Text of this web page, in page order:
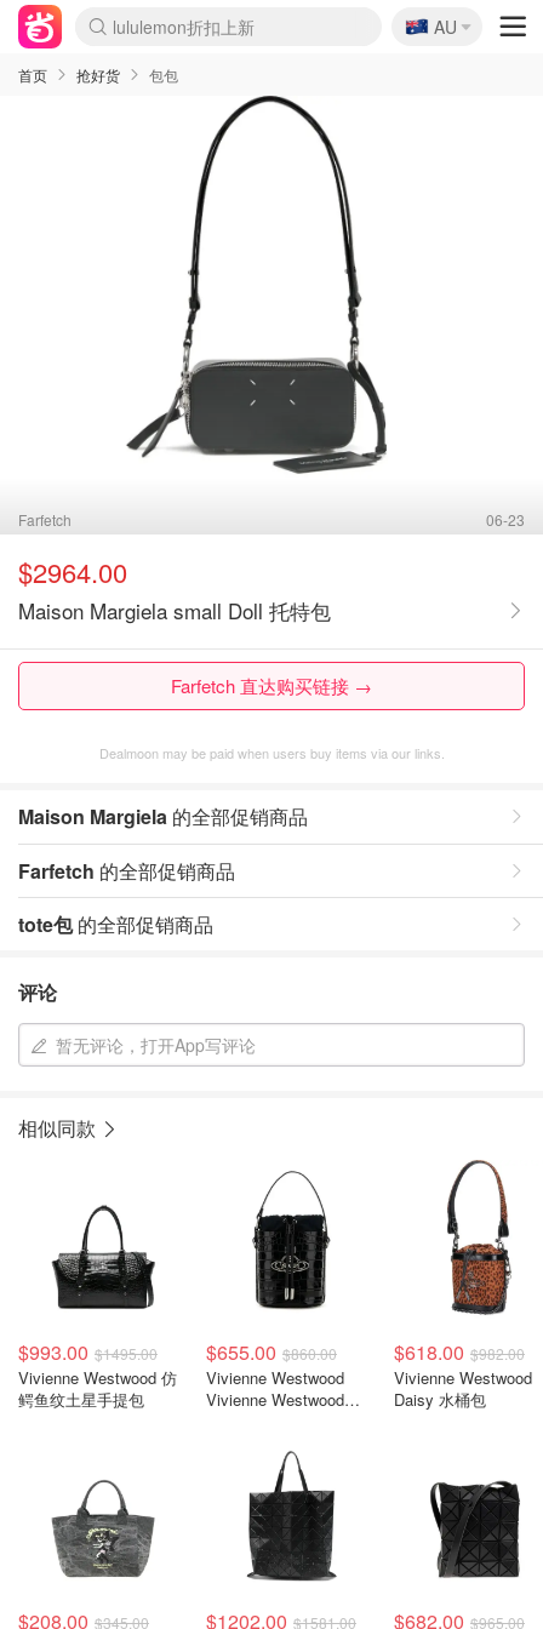
lululemon折扣上新
Sasa美妆护肤3.5折
SSENSE年中3折
FreshBeauty好价汇总
Cettire降价+叠9折
Farfetch折上8折
WWS Coles超市实拍
viagogo二手票捡漏
Myer超级周末1折
The Outnet奢牌1折起
David Jones 3折起
Flannels大牌1折
Perfumes Club护肤1折
AMIRO返校季6.2折
Oweek抽奖送Airpods
Amazon折扣汇总
eToro入金$200送$50
Amazon数码好物
ICONIC本周7.5折
ThedoubleF高奢地板价
Moose Knuckles 6折
丝芙兰5折起
EUFY官网3.7折起
Selenichast首饰2折
Trip机票酒店促销
YSL送5件彩妆礼
Amazon家居好物
BIGBANG巡演开票
David Jones时尚3折
Amazon美妆护肤
雅漾大喷$8
过敏原检测盒$33
伊索独家赠50ml沐浴露
科颜氏清仓3折
SEALIFE海洋馆门票6折
丝塔芙大白罐$16
订阅Newsletter送香薰
Cult Beauty 6.8折
Harrods圣诞日历2.3折
LN-CC奢牌私促3折
d'Alba空姐喷雾$16
EVE LOM套装逆天2折
Bernardelli独家4折
Adore Beauty 6折起
CT圣诞日历
Mytheresa奢品2.7折
Luxury Escapes 9折
Currentbody美容仪9折
MOON Garden Live
ALLSAINTS美衣3折
Roborock扫地机3.7折
Tingo Life水杯$24
Valentino官网5折
CR洗发护发6.3折
修丽可套装7.4折
Myer彩妆2件7折
GANNI官网4.5折
Stylevana韩妆4折
Tessabit高奢8.5折
OGX洗护4折
Amazon阿德莱德次日达
卡诗8.5折+赠礼
Philips Hue灯具8折
🇦🇺
AU
首页 抢好货 包包
Farfetch 06-23
$2964.00
Maison Margiela small Doll 托特包
Farfetch 直达购买链接 →
Dealmoon may be paid when users buy items via our links.
Maison Margiela 的全部促销商品
Farfetch 的全部促销商品
tote包的全部促销商品
评论
暂无评论，打开App写评论
相似同款
$993.00 $1495.00
Vivienne Westwood 仿
鳄鱼纹土星手提包
$655.00 $860.00
Vivienne Westwood
Vivienne Westwood
$618.00 $982.00
Vivienne Westwood
Daisy 水桶包
$208.00 $345.00 $1202.00 $1581.00 $682.00 $965.00